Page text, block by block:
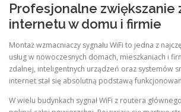
Profesjonalne zwiększanie
internetu w domu i firmie
Montaż wzmacniaczy sygnału WiFi to jedna z
usług w nowoczesnych domach, mieszkaniach i
zdalnej, inteligentnych urządzeń oraz systemów
internet stał się absolutną podstawą
W wielu budynkach sygnał WiFi z routera